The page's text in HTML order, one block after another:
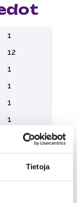
Tietoja
1
12
1
1
1
1